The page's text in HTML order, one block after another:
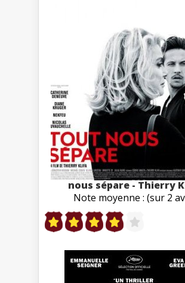
nous sépare - Thierry
Note moyenne : (sur 2